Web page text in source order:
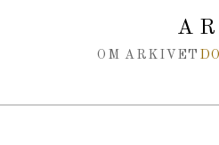
OM ARKIVET